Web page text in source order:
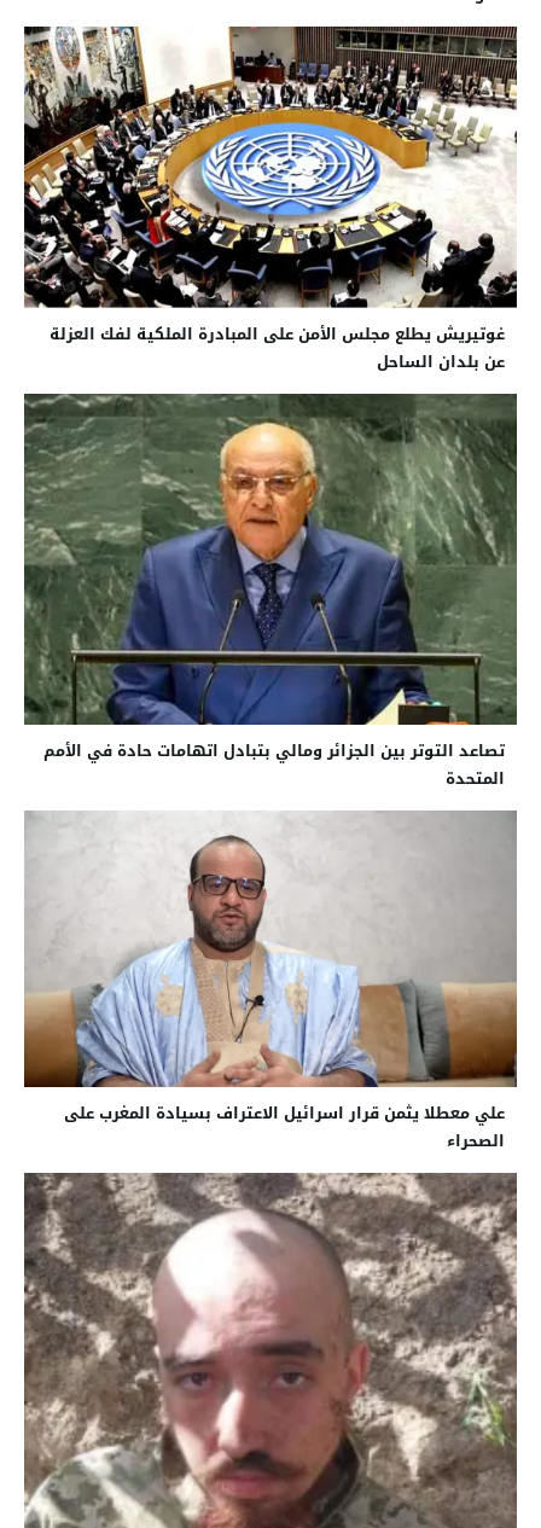
غوتيريش يطلع مجلس الأمن على المبادرة الملكية لفك العزلة
عن بلدان الساحل
تصاعد التوتر بين الجزائر ومالي بتبادل اتهامات حادة في الأمم
المتحدة
علي معطلا يثمن قرار اسرائيل الاعتراف بسيادة المغرب على
الصحراء